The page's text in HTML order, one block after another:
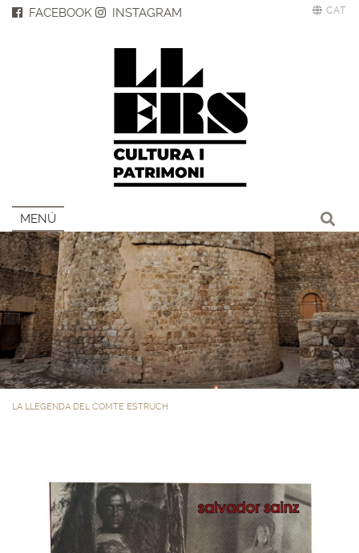
CAT
FACEBOOK INSTAGRAM
MENÚ
LA LLEGENDA DEL COMTE ESTRUCH